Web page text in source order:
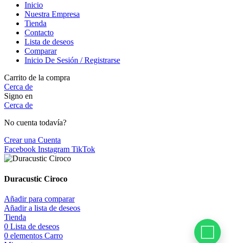
Inicio
Nuestra Empresa
Tienda
Contacto
Lista de deseos
Comparar
Inicio De Sesión / Registrarse
Carrito de la compra
Cerca de
Signo en
Cerca de
No cuenta todavía?
Crear una Cuenta
Facebook Instagram TikTok
Duracustic Ciroco
Añadir para comparar
Añadir a lista de deseos
Tienda
0 Lista de deseos
0 elementos Carro